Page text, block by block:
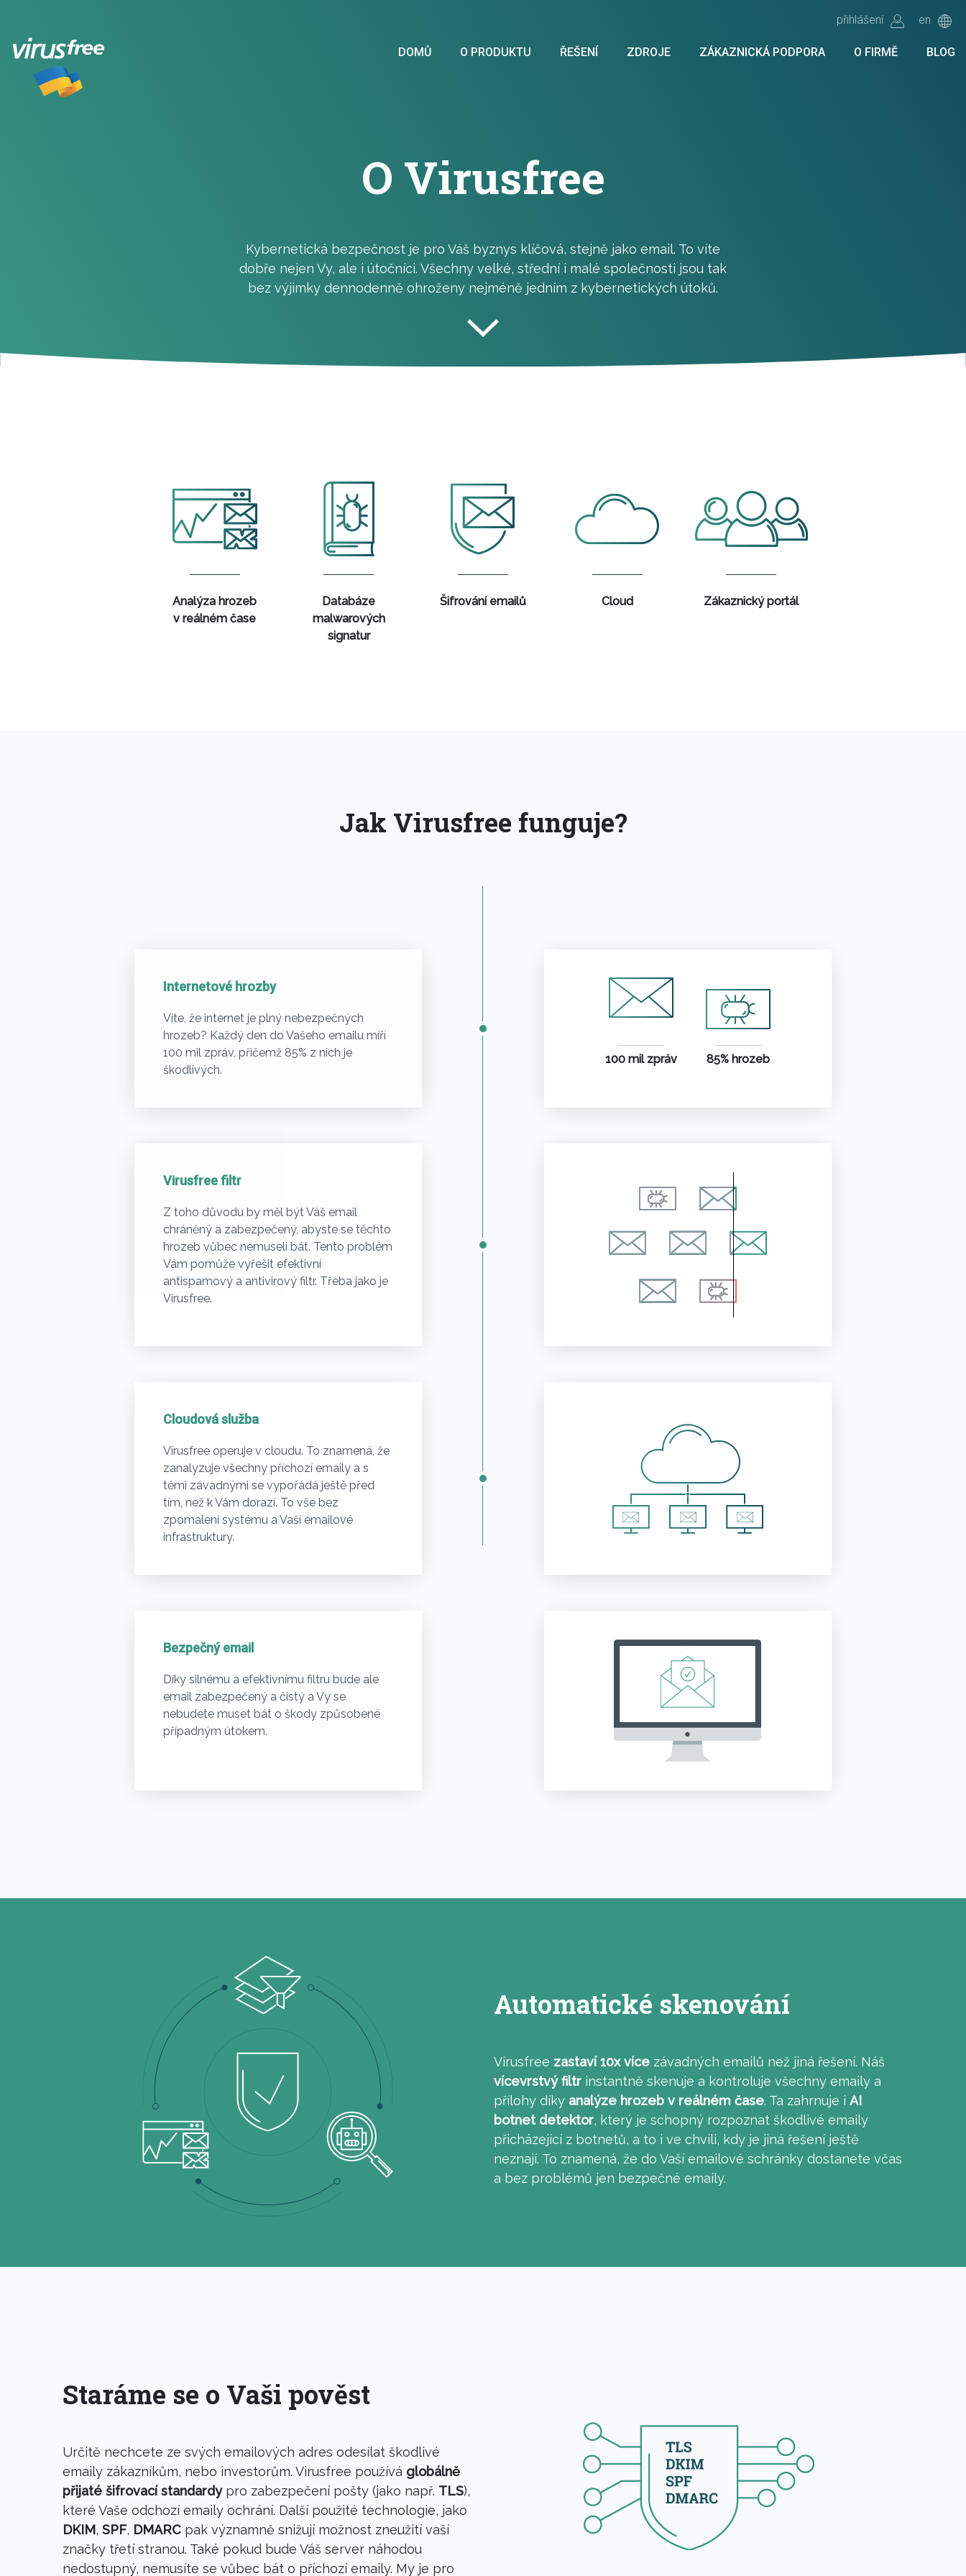
přihlášení en
DOMŮ O PRODUKTU ŘEŠENÍ ZDROJE ZÁKAZNICKÁ PODPORA O FIRMĚ BLOG
O Virusfree
Kybernetická bezpečnost je pro Váš byznys klíčová, stejně jako email. To víte
dobře nejen Vy, ale i útočníci. Všechny velké, střední i malé společnosti jsou tak
bez výjimky dennodenně ohroženy nejméně jedním z kybernetických útoků.
Analýza hrozeb
v reálném čase
Databáze
malwarových
signatur
Šifrování emailů Cloud Zákaznický portál
Jak Virusfree funguje?
Internetové hrozby
Víte, že internet je plný nebezpečných
hrozeb? Každý den do Vašeho emailu míří
100 mil zpráv, přičemž 85% z nich je
škodlivých.
100 mil zpráv 85% hrozeb
Virusfree filtr
Z toho důvodu by měl být Váš email
chráněný a zabezpečený, abyste se těchto
hrozeb vůbec nemuseli bát. Tento problém
Vám pomůže vyřešit efektivní
antispamový a antivirový filtr. Třeba jako je
Virusfree.
Cloudová služba
Virusfree operuje v cloudu. To znamená, že
zanalyzuje všechny příchozí emaily a s
těmi závadnými se vypořádá ještě před
tím, než k Vám dorazí. To vše bez
zpomalení systému a Vaší emailové
infrastruktury.
Bezpečný email
Díky silnému a efektivnímu filtru bude ale
email zabezpečený a čistý a Vy se
nebudete muset bát o škody způsobené
případným útokem.
Automatické skenování
Virusfree zastaví 10x více závadných emailů než jiná řešení. Náš
vícevrstvý filtr instantně skenuje a kontroluje všechny emaily a
přílohy díky analýze hrozeb v reálném čase. Ta zahrnuje i AI
botnet detektor, který je schopný rozpoznat škodlivé emaily
přicházející z botnetů, a to i ve chvíli, kdy je jiná řešení ještě
neznají. To znamená, že do Vaší emailové schránky dostanete včas
a bez problémů jen bezpečné emaily.
Staráme se o Vaši pověst
Určitě nechcete ze svých emailových adres odesílat škodlivé
emaily zákazníkům, nebo investorům. Virusfree používá globálně
přijaté šifrovací standardypro zabezpečení pošty (jako např. TLS),
které Vaše odchozí emaily ochrání. Další použité technologie, jako
DKIM, SPF, DMARC pak významně snižují možnost zneužití vaší
značky třetí stranou. Také pokud bude Váš server náhodou
nedostupný, nemusíte se vůbec bát o příchozí emaily. My je pro